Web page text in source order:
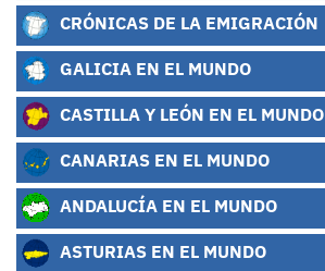
CRÓNICAS DE LA EMIGRACIÓN
GALICIA EN EL MUNDO
CASTILLA Y LEÓN EN EL MUNDO
CANARIAS EN EL MUNDO
ANDALUCÍA EN EL MUNDO
ASTURIAS EN EL MUNDO